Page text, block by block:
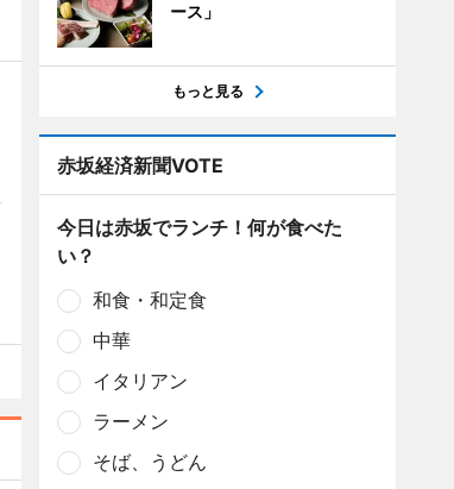
ース」
もっと見る
赤坂経済新聞VOTE
今日は赤坂でランチ！何が食べた
い？
和食・和定食
中華
イタリアン
ラーメン
そば、うどん